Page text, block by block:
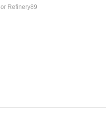
Refinery89